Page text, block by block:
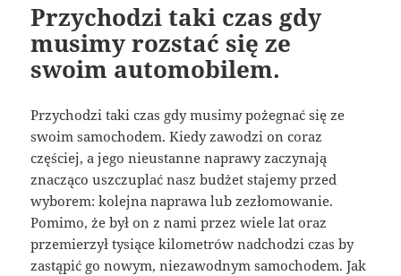
Przychodzi taki czas gdy
musimy rozstać się ze
swoim automobilem.
Przychodzi taki czas gdy musimy pożegnać się ze
swoim samochodem. Kiedy zawodzi on coraz
częściej, a jego nieustanne naprawy zaczynają
znacząco uszczuplać nasz budżet stajemy przed
wyborem: kolejna naprawa lub zezłomowanie.
Pomimo, że był on z nami przez wiele lat oraz
przemierzył tysiące kilometrów nadchodzi czas by
zastąpić go nowym, niezawodnym samochodem. Jak